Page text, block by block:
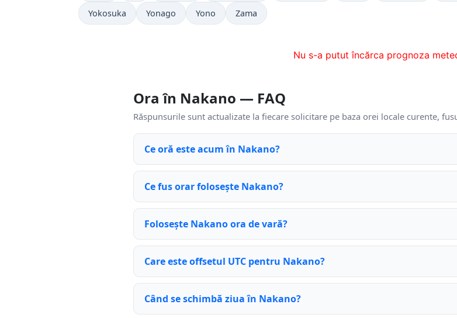
Yokosuka Yonago Yono Zama
Nu s-a putut încărca prognoza
Ora în Nakano — FAQ
Răspunsurile sunt actualizate la fiecare solicitare pe baza orei locale curente,
Ce oră este acum în Nakano?
Ce fus orar folosește Nakano?
Folosește Nakano ora de vară?
Care este offsetul UTC pentru Nakano?
Când se schimbă ziua în Nakano?